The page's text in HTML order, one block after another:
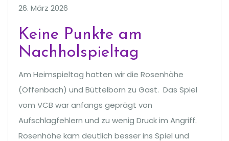
26. März 2026
Keine Punkte am
Nachholspieltag
Am Heimspieltag hatten wir die Rosenhöhe
(Offenbach) und Büttelborn zu Gast. Das Spiel
vom VCB war anfangs geprägt von
Aufschlagfehlern und zu wenig Druck im Angriff.
Rosenhöhe kam deutlich besser ins Spiel und